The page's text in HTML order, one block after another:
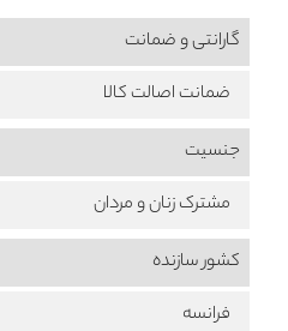
گارانتی و ضمانت
ضمانت اصالت کالا
جنسیت
مشترک زنان و مردان
کشور سازنده
فرانسه